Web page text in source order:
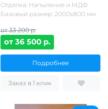
Отделка: Напыление и МДФ
Базовый размер: 2000х800 мм
от 33 200 р.
от 36 500 р.
Подробнее
Заказ в 1 клик